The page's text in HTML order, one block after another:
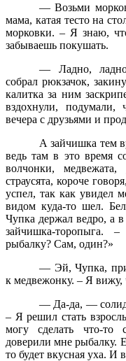
— Возьми
мама, катая тесто на
морковки. – Я знаю,
забываешь покушать.
— Ладно,
собрал рюкзачок,
калитка за ним
вздохнули, подумали,
вечера с друзьями и
А зайчишка тем
ведь там в это время
волчонки,
страусята, короче
успел, так как увидел
видом куда-то шел.
Чупка держал ведро, а
зайчишка-торопыга.
рыбалку? Сам, один?»
— Эй, Чупка,
к медвежонку. – Я вижу,
— Да-да, —
– Я решил стать
могу сделать что-то
доверили мне рыбалку.
то будет вкусная уха. И